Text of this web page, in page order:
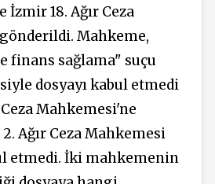
İzmir 18. Ağır Ceza
Mahkeme,
finans sağlama" suçu
dosyayı kabul etmedi
Mahkemesi'ne
Ağır Ceza Mahkemesi
etmedi. İki mahkemenin